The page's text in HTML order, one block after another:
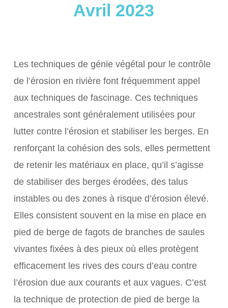
Avril 2023
Les techniques de génie végétal pour le contrôle
de l’érosion en rivière font fréquemment appel
aux techniques de fascinage. Ces techniques
ancestrales sont généralement utilisées pour
lutter contre l’érosion et stabiliser les berges. En
renforçant la cohésion des sols, elles permettent
de retenir les matériaux en place, qu’il s’agisse
de stabiliser des berges érodées, des talus
instables ou des zones à risque d’érosion élevé.
Elles consistent souvent en la mise en place en
pied de berge de fagots de branches de saules
vivantes fixées à des pieux où elles protègent
efficacement les rives des cours d’eau contre
l’érosion due aux courants et aux vagues. C’est
la technique de protection de pied de berge la